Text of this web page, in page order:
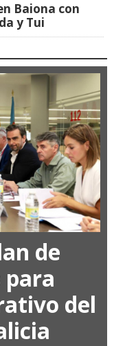
Baiona con
y Tui
de
para
del